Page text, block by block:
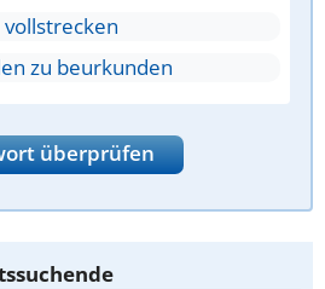
zu beurkunden
überprüfen